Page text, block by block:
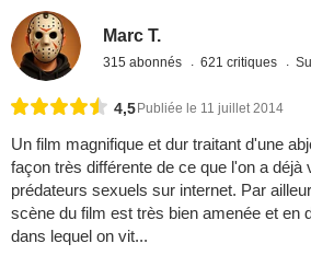
Marc T.
315 abonnés 621 critiques
4,5Publiée le 11 juillet 2014
Un film magnifique et dur traitant d'une
façon très différente de ce que l'on a déjà
prédateurs sexuels sur internet. Par
scène du film est très bien amenée et en
dans lequel on vit...